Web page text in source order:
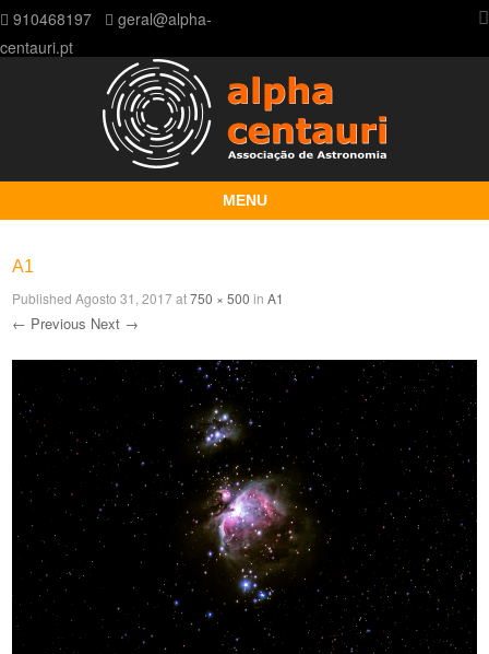
910468197
geral@alpha-
centauri.pt
MENU
A1
PublishedAgosto 31, 2017at750 × 500 inA1
← Previous Next →